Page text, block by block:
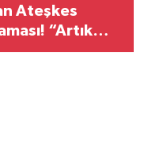
Ateşkes
“Artık